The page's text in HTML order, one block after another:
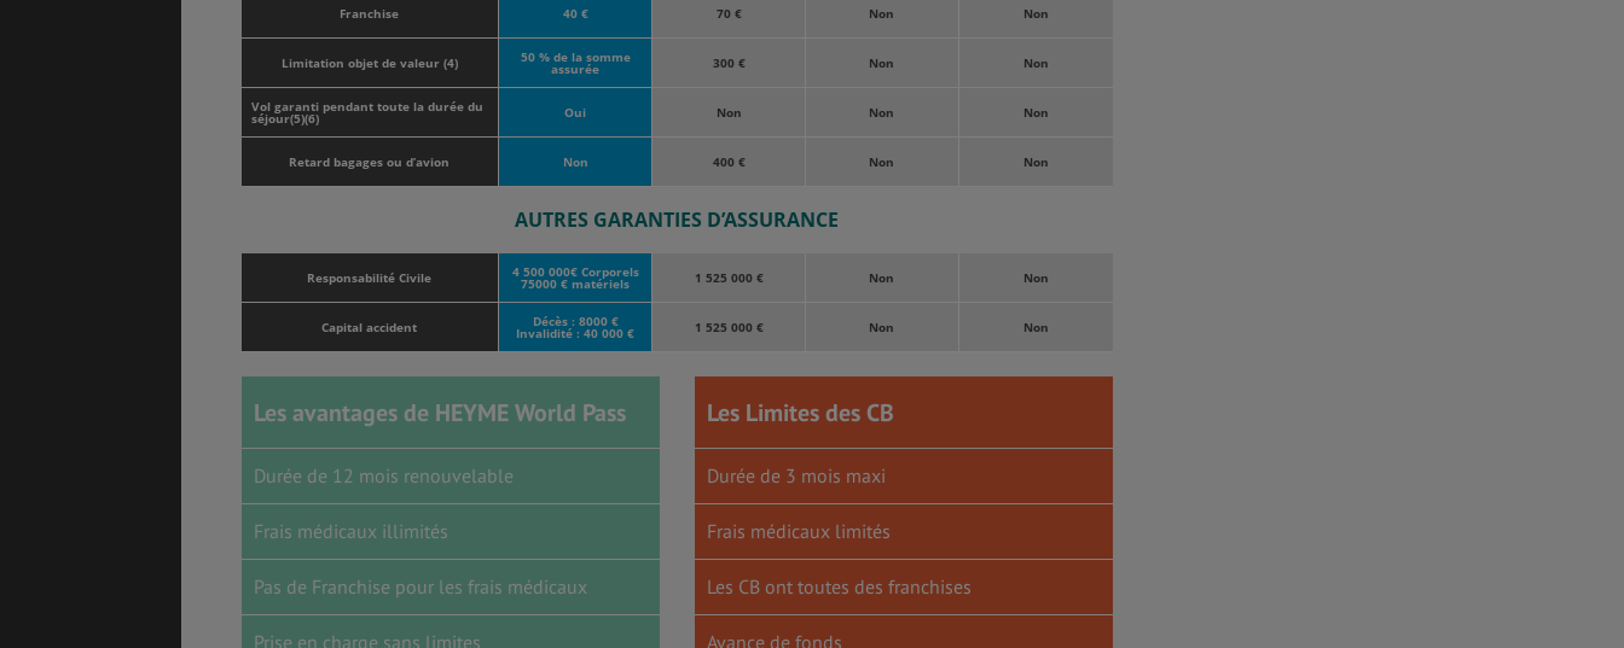
Franchise 40 € 70 € Non Non
Limitation objet de valeur (4) 50 % de la somme
assurée 300 € Non Non
Vol garanti pendant toute la durée du
séjour(5)(6) Oui Non Non Non
Retard bagages ou d’avion Non 400 € Non Non
AUTRES GARANTIES D’ASSURANCE
Responsabilité Civile 4 500 000€ Corporels
75000 € matériels 1 525 000 € Non Non
Capital accident Décès : 8000 €
Invalidité : 40 000 € 1 525 000 € Non Non
Les avantages de HEYME World Pass
Durée de 12 mois renouvelable
Frais médicaux illimités
Pas de Franchise pour les frais médicaux
Prise en charge sans limites
Les Limites des CB
Durée de 3 mois maxi
Frais médicaux limités
Les CB ont toutes des franchises
Avance de fonds